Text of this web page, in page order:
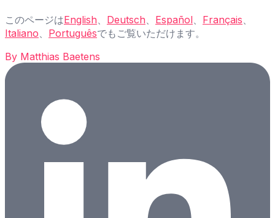
このページはEnglish Deutsch Español Français
Italiano
Portuguêsでもご覧いただけます。
By Matthias Baetens